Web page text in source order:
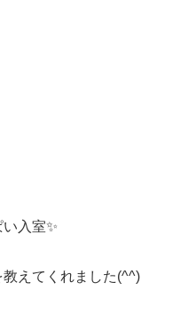
入室✨
えてくれました(^^)